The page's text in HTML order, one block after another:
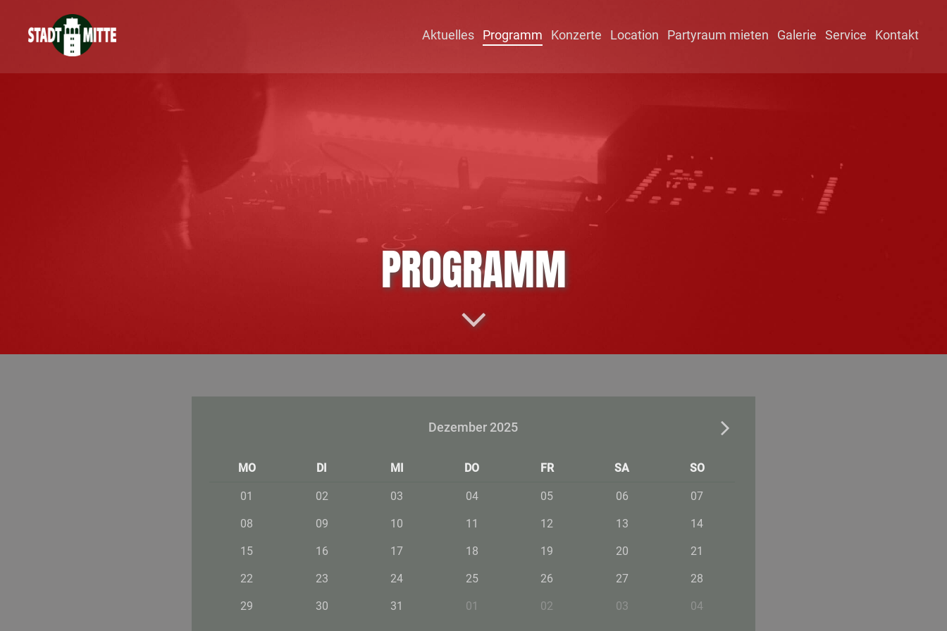
Aktuelles Programm Konzerte Location Partyraum mieten Galerie Service Kontakt
PROGRAMM
Dezember 2025
MO DI MI DO FR SA SO
01 02 03 04 05 06 07
08 09 10 11 12 13 14
15 16 17 18 19 20 21
22 23 24 25 26 27 28
29 30 31 01 02 03 04